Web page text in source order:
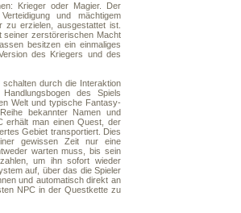
Krieger oder Magier. Der
und mächtigem
zu erzielen, ausgestattet ist.
seiner zerstörerischen Macht
besitzen ein einmaliges
des Kriegers und des
durch die Interaktion
des Spiels
Welt und typische Fantasy-
bekannter Namen und
erhält man einen Quest, der
Gebiet transportiert. Dies
gewissen Zeit nur eine
warten muss, bis sein
um ihn sofort wieder
auf, über das die Spieler
und automatisch direkt an
NPC in der Questkette zu